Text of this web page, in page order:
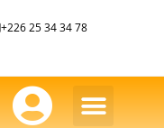
+226 25 34 34 78